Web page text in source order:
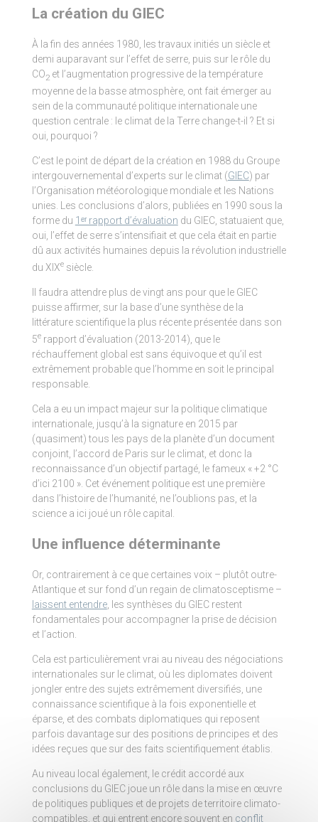
La création du GIEC
À la fin des années 1980, les travaux initiés un siècle et
demi auparavant sur l’effet de serre, puis sur le rôle du
CO2et l’augmentation progressive de la température
moyenne de la basse atmosphère, ont fait émerger au
sein de la communauté politique internationale une
question centrale : le climat de la Terre change-t-il ? Et si
oui, pourquoi ?
C’est le point de départ de la création en 1988 du Groupe
intergouvernemental d’experts sur le climat (GIEC) par
l’Organisation météorologique mondiale et les Nations
unies. Les conclusions d’alors, publiées en 1990 sous la
forme du 1ᵉʳ rapport d’évaluation du GIEC, statuaient que,
oui, l’effet de serre s’intensifiait et que cela était en partie
dû aux activités humaines depuis la révolution industrielle
du XIXesiècle.
Il faudra attendre plus de vingt ans pour que le GIEC
puisse affirmer, sur la base d’une synthèse de la
littérature scientifique la plus récente présentée dans son
5erapport d’évaluation (2013-2014), que le
réchauffement global est sans équivoque et qu’il est
extrêmement probable que l’homme en soit le principal
responsable.
Cela a eu un impact majeur sur la politique climatique
internationale, jusqu’à la signature en 2015 par
(quasiment) tous les pays de la planète d’un document
conjoint, l’accord de Paris sur le climat, et donc la
reconnaissance d’un objectif partagé, le fameux « +2 °C
d’ici 2100 ». Cet événement politique est une première
dans l’histoire de l’humanité, ne l’oublions pas, et la
science a ici joué un rôle capital.
Une influence déterminante
Or, contrairement à ce que certaines voix – plutôt outre-
Atlantique et sur fond d’un regain de climatosceptisme –
laissent entendre, les synthèses du GIEC restent
fondamentales pour accompagner la prise de décision
et l’action.
Cela est particulièrement vrai au niveau des négociations
internationales sur le climat, où les diplomates doivent
jongler entre des sujets extrêmement diversifiés, une
connaissance scientifique à la fois exponentielle et
éparse, et des combats diplomatiques qui reposent
parfois davantage sur des positions de principes et des
idées reçues que sur des faits scientifiquement établis.
Au niveau local également, le crédit accordé aux
conclusions du GIEC joue un rôle dans la mise en œuvre
de politiques publiques et de projets de territoire climato-
compatibles, et qui entrent encore souvent en conflit